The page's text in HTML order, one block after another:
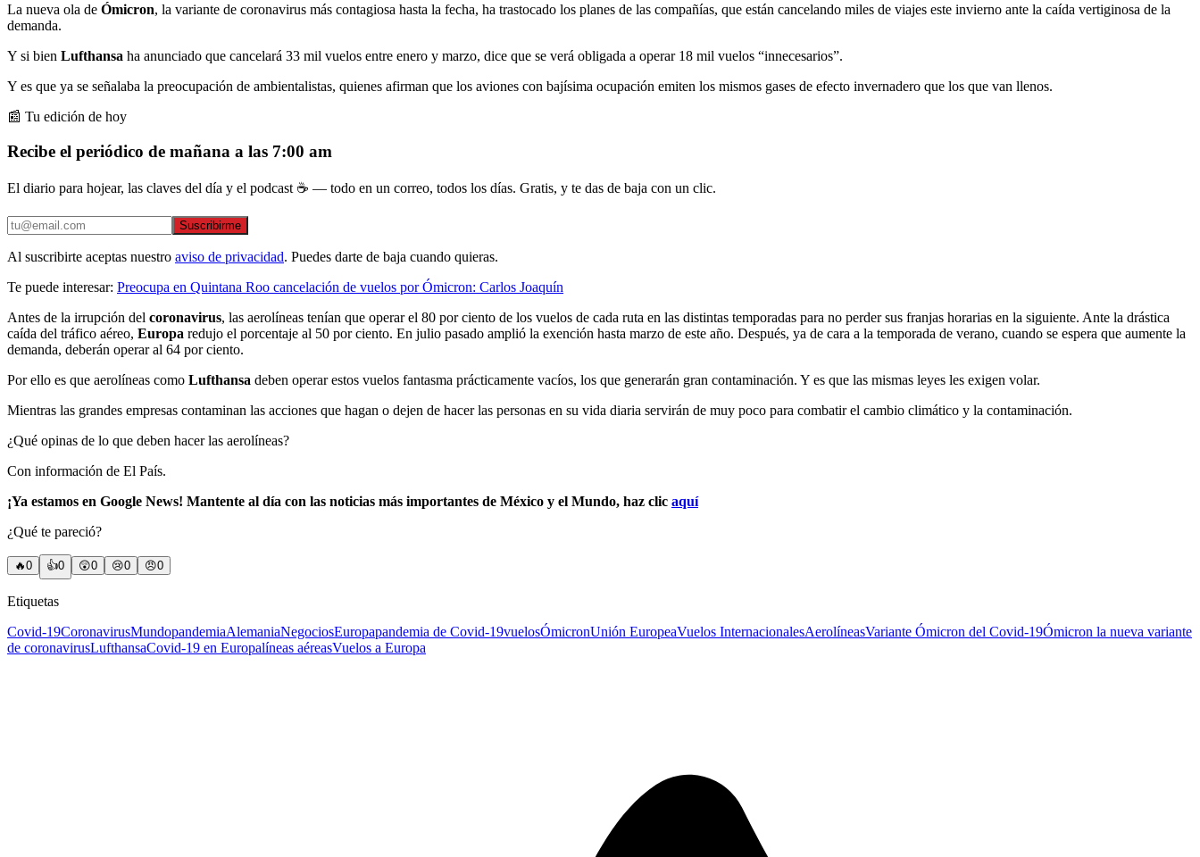
La nueva ola de Ómicron, la variante de coronavirus más contagiosa hasta la fecha, ha trastocado los planes de las compañías, que están cancelando miles de viajes este invierno ante la caída vertiginosa de la
demanda.
Y si bien Lufthansa ha anunciado que cancelará 33 mil vuelos entre enero y marzo, dice que se verá obligada a operar 18 mil vuelos “innecesarios”.
Y es que ya se señalaba la preocupación de ambientalistas, quienes afirman que los aviones con bajísima ocupación emiten los mismos gases de efecto invernadero que los que van llenos.
📰 Tu edición de hoy
Recibe el periódico de mañana a las 7:00 am
El diario para hojear, las claves del día y el podcast ☕ — todo en un correo, todos los días. Gratis, y te das de baja con un clic.
Suscribirme
Al suscribirte aceptas nuestro aviso de privacidad. Puedes darte de baja cuando quieras.
Te puede interesar: Preocupa en Quintana Roo cancelación de vuelos por Ómicron: Carlos Joaquín
Antes de la irrupción del coronavirus, las aerolíneas tenían que operar el 80 por ciento de los vuelos de cada ruta en las distintas temporadas para no perder sus franjas horarias en la siguiente. Ante la drástica
caída del tráfico aéreo, Europa redujo el porcentaje al 50 por ciento. En julio pasado amplió la exención hasta marzo de este año. Después, ya de cara a la temporada de verano, cuando se espera que aumente la
demanda, deberán operar al 64 por ciento.
Por ello es que aerolíneas como Lufthansa deben operar estos vuelos fantasma prácticamente vacíos, los que generarán gran contaminación. Y es que las mismas leyes les exigen volar.
Mientras las grandes empresas contaminan las acciones que hagan o dejen de hacer las personas en su vida diaria servirán de muy poco para combatir el cambio climático y la contaminación.
¿Qué opinas de lo que deben hacer las aerolíneas?
Con información de El País.
¡Ya estamos en Google News! Mantente al día con las noticias más importantes de México y el Mundo, haz clic aquí
¿Qué te pareció?
🔥0 👍0 😲0 😢0 😠0
Etiquetas
Covid-19CoronavirusMundopandemiaAlemaniaNegociosEuropapandemia de Covid-19vuelosÓmicronUnión EuropeaVuelos InternacionalesAerolíneasVariante Ómicron del Covid-19Ómicron la nueva variante
de coronavirusLufthansaCovid-19 en Europalíneas aéreasVuelos a Europa